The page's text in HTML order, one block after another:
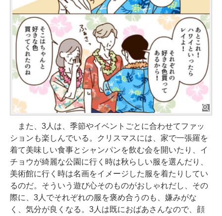
また、3人は、季節やイベントごとに合わせてファッ
ションも楽しんでいる。クリスマスには、家で一張羅を
着て美味しい食事とシャンパンを飲む会を開いたり、イ
チョウが綺麗な公園に行く時は秋らしい服を選んだり、
美術館に行く時は名画をイメージした服を着たりしてい
るのだ。そういう遊び心そのものがおしゃれだし、その
際に、3人でそれぞれの服を褒め合うのも、嫌みがな
く、気分が良くなる。3人は既におばあさんなので、顔